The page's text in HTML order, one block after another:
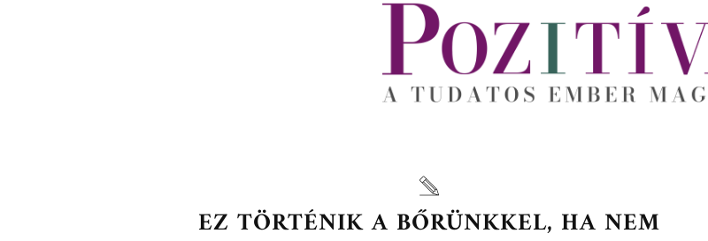
EZ TÖRTÉNIK A BŐRÜNKKEL, HA NEM